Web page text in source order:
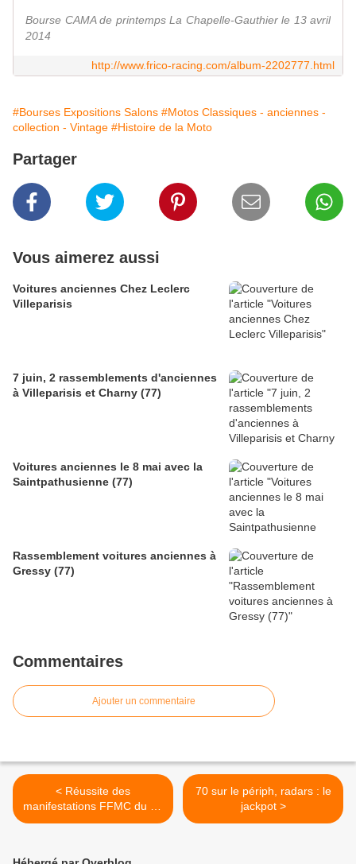
Bourse CAMA de printemps La Chapelle-Gauthier le 13 avril
2014
http://www.frico-racing.com/album-2202777.html
#Bourses Expositions Salons #Motos Classiques - anciennes -
collection - Vintage #Histoire de la Moto
Partager
Vous aimerez aussi
Voitures anciennes Chez Leclerc
Villeparisis
7 juin, 2 rassemblements d'anciennes
à Villeparisis et Charny (77)
Voitures anciennes le 8 mai avec la
Saintpathusienne (77)
Rassemblement voitures anciennes à
Gressy (77)
Commentaires
Ajouter un commentaire
< Réussite des
manifestations FFMC du 12
avril :
70 sur le périph, radars : le
jackpot >